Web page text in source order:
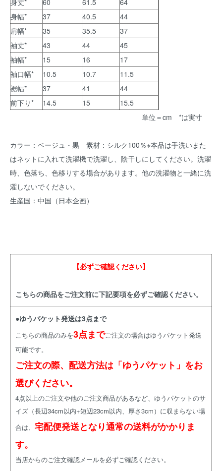
身幅*
37 40.5
44
肩幅*
35 35.5
37
袖丈*
43 44
45
袖幅*
15 16
17
袖口幅*
10.5 10.7
11.5
裾幅*
37 41
44
前下り*
14.5 15
15.5
単位＝cm *は実寸
カラー：ベージュ・黒 素材：シルク100％※本品は手洗いまた
はネットに入れて洗濯機で洗濯し、陰干しにしてください。洗濯
時、色落ち、色移りする場合があります。他の洗濯物と一緒に洗
濯しないでください。
生産国：中国（日本企画）
【必ずご確認ください】
こちらの商品をご注文前に下記要項を必ずご確認ください。
●ゆうパケット発送は3点まで
こちらの商品のみを3点までご注文の場合はゆうパケット発送
可能です。
ご注文の際、配送方法は「ゆうパケット」をお
選びください。
4点以上のご注文や他のご注文商品があるなど、ゆうパケットのサ
イズ（長辺34cm以内+短辺23cm以内、厚さ3cm）に収まらない場
合は、 宅配便発送となり通常の送料がかかりま
す。
当店からのご注文確認メールを必ずご確認ください。